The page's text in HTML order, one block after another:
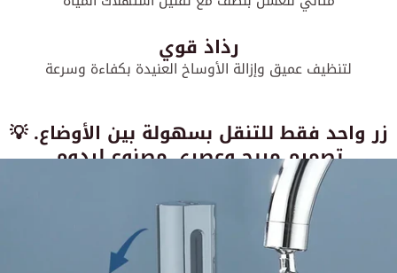
رذاذ قوي
لتنظيف عميق وإزالة الأوساخ العنيدة بكفاءة وسرعة
💡 زر واحد فقط للتنقل بسهولة بين الأوضاع.
تصميم مريح وعصري مصنوع ليدوم